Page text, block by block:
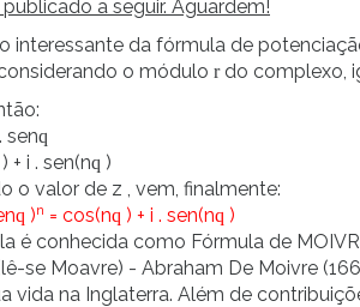
a seguir. Aguardem!
interessante da fórmula de
o módulo rdo complexo,
senq
) + i . sen(nq )
o valor de z , vem, finalmente:
q )n = cos(nq ) + i . sen(nq )
é conhecida como Fórmula de
se Moavre) - Abraham De Moivre
vida na Inglaterra. Além de